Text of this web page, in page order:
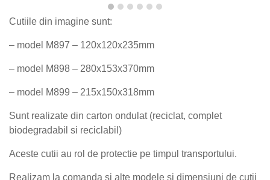
Cutiile din imagine sunt:
– model M897 – 120x120x235mm
– model M898 – 280x153x370mm
– model M899 – 215x150x318mm
Sunt realizate din carton ondulat (reciclat, complet
biodegradabil si reciclabil)
Aceste cutii au rol de protectie pe timpul transportului.
Realizam la comanda si alte modele si dimensiuni de cutii